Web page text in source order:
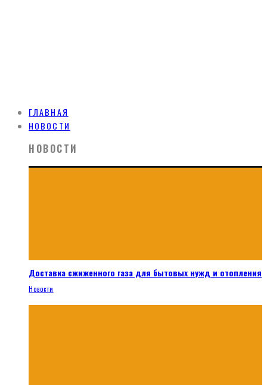
ГЛАВНАЯ
НОВОСТИ
НОВОСТИ
Доставка сжиженного газа для бытовых нужд и отопления
Новости